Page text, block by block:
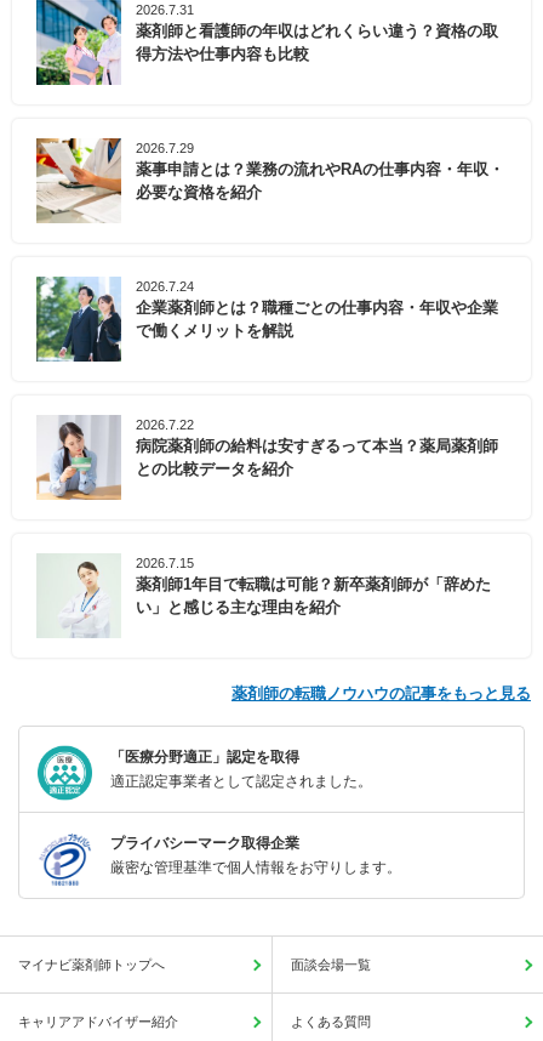
2026.7.31
薬剤師と看護師の年収はどれくらい違う？資格の取
得方法や仕事内容も比較
2026.7.29
薬事申請とは？業務の流れやRAの仕事内容・年収・
必要な資格を紹介
2026.7.24
企業薬剤師とは？職種ごとの仕事内容・年収や企業
で働くメリットを解説
2026.7.22
病院薬剤師の給料は安すぎるって本当？薬局薬剤師
との比較データを紹介
2026.7.15
薬剤師1年目で転職は可能？新卒薬剤師が「辞めた
い」と感じる主な理由を紹介
薬剤師の転職ノウハウの記事をもっと見る
「医療分野適正」認定を取得
適正認定事業者として認定されました。
プライバシーマーク取得企業
厳密な管理基準で個人情報をお守りします。
マイナビ薬剤師トップへ 面談会場一覧
キャリアアドバイザー紹介 よくある質問